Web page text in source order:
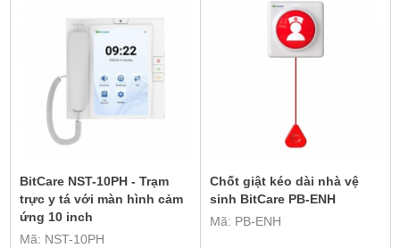
BitCare NST-10PH - Trạm
trực y tá với màn hình cảm
ứng 10 inch
Mã: NST-10PH
Chốt giật kéo dài nhà vệ
sinh BitCare PB-ENH
Mã: PB-ENH